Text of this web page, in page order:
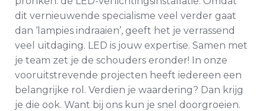
dit vernieuwende specialisme veel verder gaat
dan ‘lampies indraaien’, geeft het je verrassend
veel uitdaging. LED is jouw expertise. Samen met
je team zet je de schouders eronder! In onze
vooruitstrevende projecten heeft iedereen een
belangrijke rol. Verdien je waardering? Dan krijg
je die ook. Want bij ons kun je snel doorgroeien.